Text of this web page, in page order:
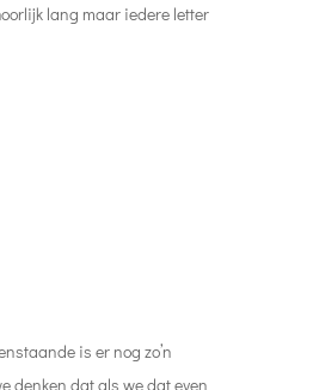
lang maar iedere letter
is er nog zo’n
denken dat als we dat even